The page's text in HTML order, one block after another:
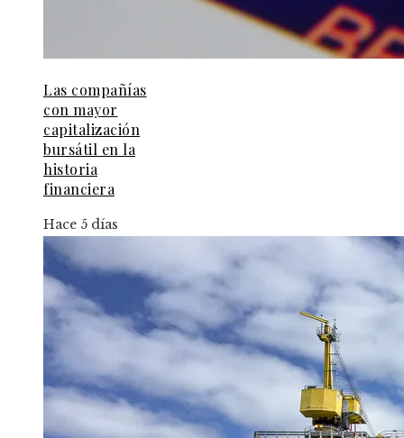
Las compañías
con mayor
capitalización
bursátil en la
historia
financiera
Hace 5 días